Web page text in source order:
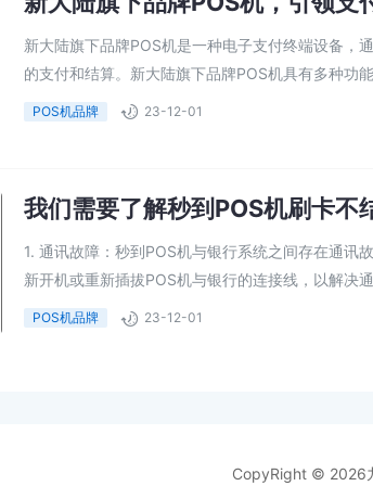
新大陆旗下品牌POS机是一种电子支付终端设备，
的支付和结算。新大陆旗下品牌POS机具有多种功
POS机品牌 23-12-01
我们需要了解秒到POS机刷卡不
1. 通讯故障：秒到POS机与银行系统之间存在通讯
新开机或重新插拔POS机与银行的连接线，以解决
POS机品牌 23-12-01
CopyRight © 2026